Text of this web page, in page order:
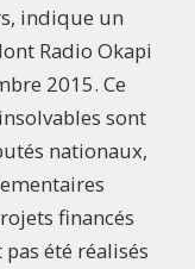
indique un
Radio Okapi
2015. Ce
sont
nationaux,
financés
été réalisés